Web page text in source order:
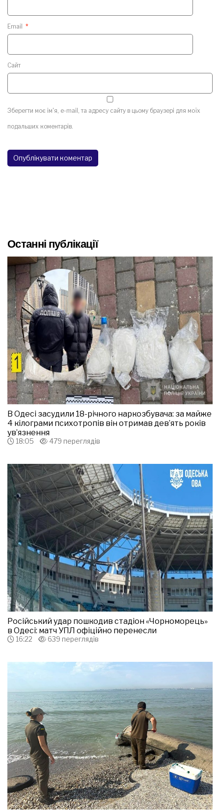
Email *
Сайт
Зберегти моє ім'я, e-mail, та адресу сайту в цьому браузері для моїх
подальших коментарів.
Останні публікації
В Одесі засудили 18-річного наркозбувача: за майже
4 кілограми психотропів він отримав дев’ять років
ув’язнення
18:05 479 переглядів
Російський удар пошкодив стадіон «Чорноморець»
в Одесі: матч УПЛ офіційно перенесли
16:22 639 переглядів